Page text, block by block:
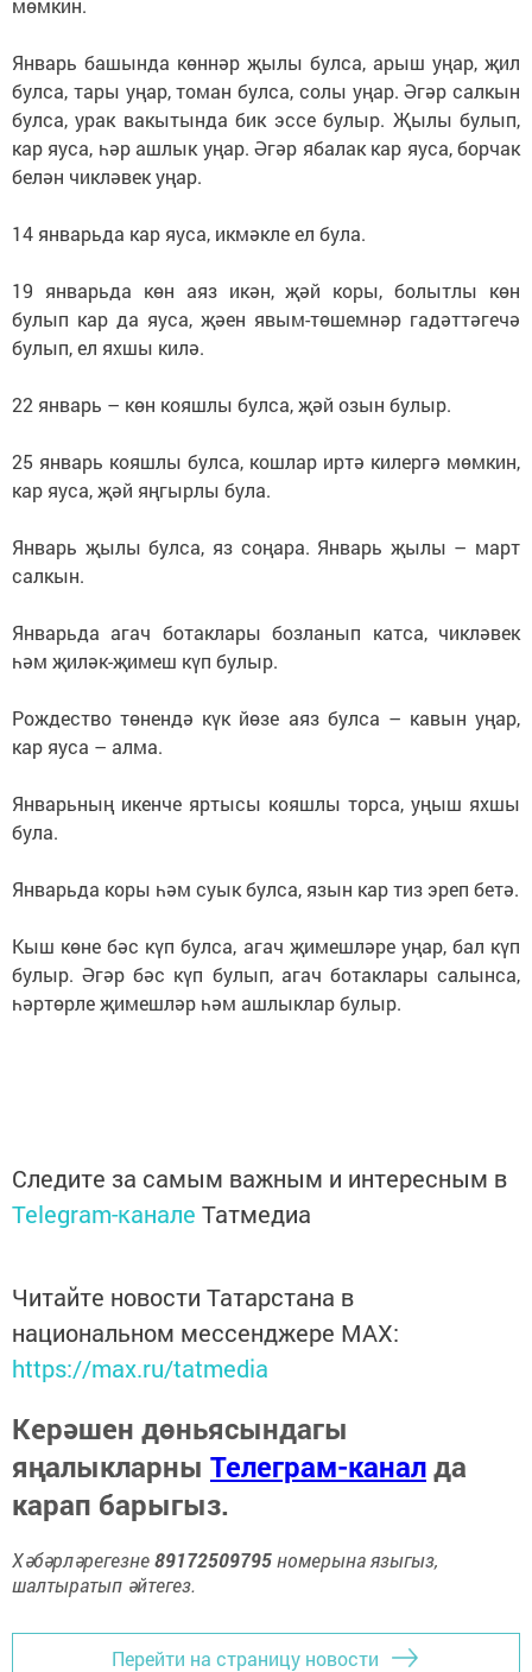
мөмкин.
Январь башында көннәр җылы булса, арыш уңар, җил
булса, тары уңар, томан булса, солы уңар. Әгәр салкын
булса, урак вакытында бик эссе булыр. Җылы булып,
кар яуса, һәр ашлык уңар. Әгәр ябалак кар яуса, борчак
белән чикләвек уңар.
14 январьда кар яуса, икмәкле ел була.
19 январьда көн аяз икән, җәй коры, болытлы көн
булып кар да яуса, җәен явым-төшемнәр гадәттәгечә
булып, ел яхшы килә.
22 январь – көн кояшлы булса, җәй озын булыр.
25 январь кояшлы булса, кошлар иртә килергә мөмкин,
кар яуса, җәй яңгырлы була.
Январь җылы булса, яз соңара. Январь җылы – март
салкын.
Январьда агач ботаклары бозланып катса, чикләвек
һәм җиләк-җимеш күп булыр.
Рождество төнендә күк йөзе аяз булса – кавын уңар,
кар яуса – алма.
Январьның икенче яртысы кояшлы торса, уңыш яхшы
була.
Январьда коры һәм суык булса, язын кар тиз эреп бетә.
Кыш көне бәс күп булса, агач җимешләре уңар, бал күп
булыр. Әгәр бәс күп булып, агач ботаклары салынса,
һәртөрле җимешләр һәм ашлыклар булыр.
Следите за самым важным и интересным в
Telegram-канале Татмедиа
Читайте новости Татарстана в
национальном мессенджере MАХ:
https://max.ru/tatmedia
Керәшен дөньясындагы
яңалыкларны Телеграм-каналда
карап барыгыз.
Хәбәрләрегезне89172509795номерына языгыз,
шалтыратып әйтегез.
Перейти на страницу новости